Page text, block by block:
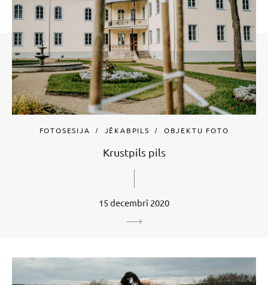
FOTOSESIJA JĒKABPILS OBJEKTU FOTO
Krustpils pils
15 decembrī 2020